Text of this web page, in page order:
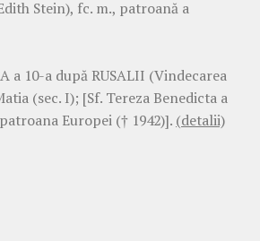
Stein), fc. m., patroană a
a 10-a după RUSALII (Vindecarea
(sec. I); [Sf. Tereza Benedicta a
Europei († 1942)]. (detalii)